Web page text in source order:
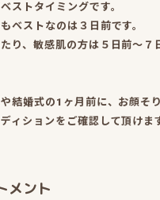
ストタイミングです。
ベストなのは３日前です。
り、敏感肌の方は５日前〜７
結婚式の1ヶ月前に、お顔そ
ィションをご確認して頂けま
メント